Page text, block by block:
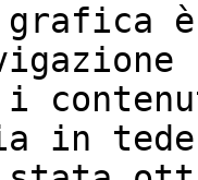
in